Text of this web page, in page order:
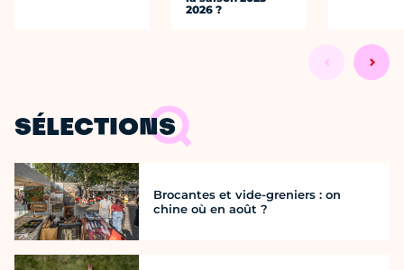
2026 ?
SÉLECTIONS
Brocantes et vide-greniers : on
chine où en août ?